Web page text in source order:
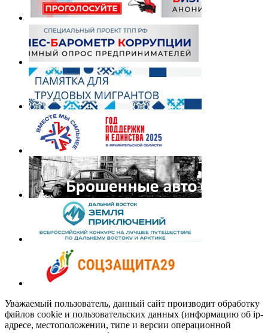
Уважаемый пользователь, данный сайт производит обработку
файлов cookie и пользовательских данных (информацию об ip-
адресе, местоположении, типе и версии операционной